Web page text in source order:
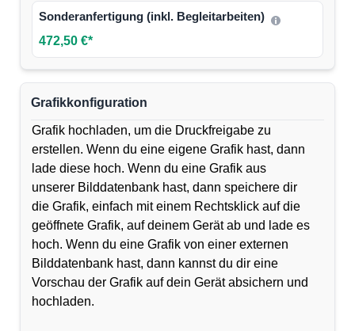
Sonderanfertigung (inkl. Begleitarbeiten)
472,50 €*
Grafikkonfiguration
Grafik hochladen, um die Druckfreigabe zu
erstellen. Wenn du eine eigene Grafik hast, dann
lade diese hoch. Wenn du eine Grafik aus
unserer Bilddatenbank hast, dann speichere dir
die Grafik, einfach mit einem Rechtsklick auf die
geöffnete Grafik, auf deinem Gerät ab und lade es
hoch. Wenn du eine Grafik von einer externen
Bilddatenbank hast, dann kannst du dir eine
Vorschau der Grafik auf dein Gerät absichern und
hochladen.